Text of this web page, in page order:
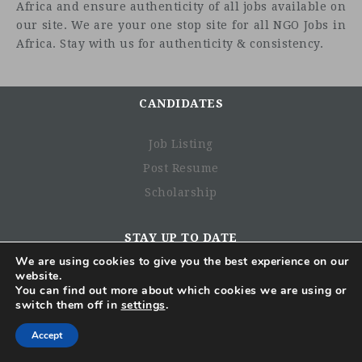
Africa and ensure authenticity of all jobs available on
our site. We are your one stop site for all NGO Jobs in
Africa. Stay with us for authenticity & consistency.
CANDIDATES
Job Listing
Post Resume
Scholarship
STAY UP TO DATE
CONSENT
I GIVE NGO JOBS IN AFRICA PERMISSION TO COLLECT
We are using cookies to give you the best experience on our
website.
You can find out more about which cookies we are using or
switch them off in settings.
Accept